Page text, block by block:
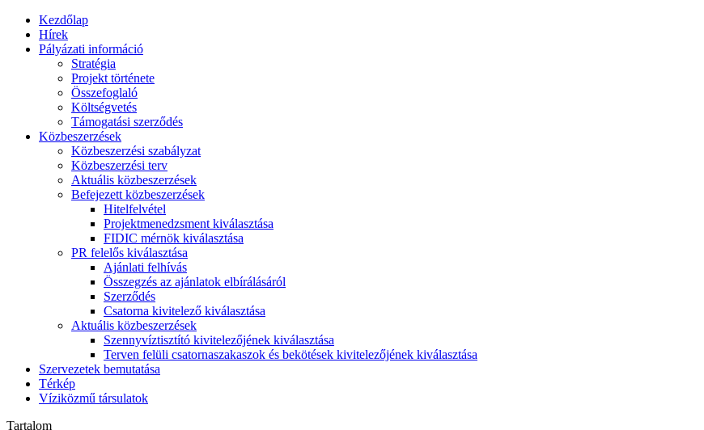
Kezdőlap
Hírek
Pályázati információ
Stratégia
Projekt története
Összefoglaló
Költségvetés
Támogatási szerződés
Közbeszerzések
Közbeszerzési szabályzat
Közbeszerzési terv
Aktuális közbeszerzések
Befejezett közbeszerzések
Hitelfelvétel
Projektmenedzsment kiválasztása
FIDIC mérnök kiválasztása
PR felelős kiválasztása
Ajánlati felhívás
Összegzés az ajánlatok elbírálásáról
Szerződés
Csatorna kivitelező kiválasztása
Aktuális közbeszerzések
Szennyvíztisztító kivitelezőjének kiválasztása
Terven felüli csatornaszakaszok és bekötések kivitelezőjének kiválasztása
Szervezetek bemutatása
Térkép
Víziközmű társulatok
Tartalom